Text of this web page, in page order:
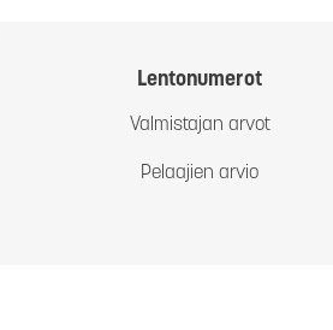
Lentonumerot
Valmistajan arvot
Pelaajien arvio